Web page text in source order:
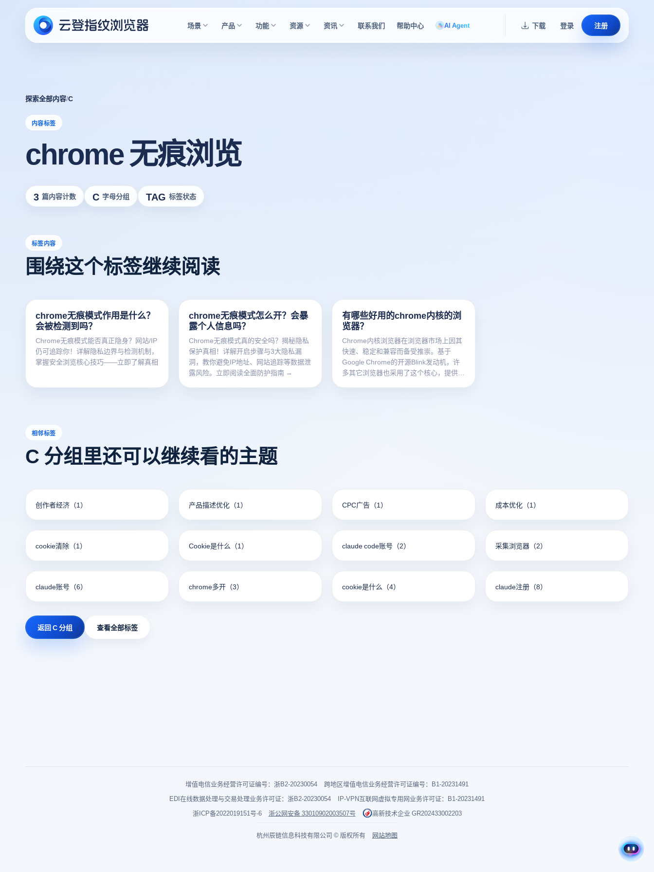
场景 产品 功能 资源 资讯 联系我们 帮助中心 AI Agent 下载 登录 注册
探索全部内容/C
内容标签
chrome 无痕浏览
3 篇内容计数 C 字母分组 TAG 标签状态
标签内容
围绕这个标签继续阅读
chrome无痕模式作用是什么？
会被检测到吗？
Chrome无痕模式能否真正隐身？网站/IP
仍可追踪你！详解隐私边界与检测机制，
掌握安全浏览核心技巧——立即了解真相
chrome无痕模式怎么开？会暴
露个人信息吗？
Chrome无痕模式真的安全吗？揭秘隐私
保护真相！详解开启步骤与3大隐私漏
洞，教你避免IP地址、网站追踪等数据泄
露风险。立即阅读全面防护指南 →
有哪些好用的chrome内核的浏
览器？
Chrome内核浏览器在浏览器市场上因其
快速、稳定和兼容而备受推崇。基于
Google Chrome的开源Blink发动机，许
多其它浏览器也采用了这个核心，提供了
相邻标签
C 分组里还可以继续看的主题
创作者经济 （1） 产品描述优化 （1） CPC广告 （1） 成本优化 （1）
cookie清除 （1） Cookie是什么 （1） claude code账号 （2） 采集浏览器 （2）
claude账号 （6） chrome多开 （3） cookie是什么 （4） claude注册 （8）
返回 C 分组 查看全部标签
增值电信业务经营许可证编号：浙B2-20230054
跨地区增值电信业务经营许可证编号：B1-20231491
EDI在线数据处理与交易处理业务许可证：浙B2-20230054
IP-VPN互联网虚拟专用网业务许可证：B1-20231491
浙ICP备2022019151号-6
浙公网安备 33010902003507号 高新技术企业 GR202433002203
杭州辰链信息科技有限公司 © 版权所有 网站地图